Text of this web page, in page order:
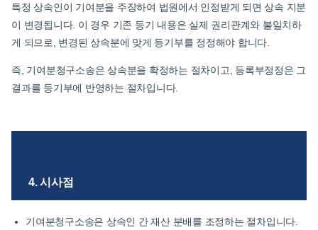
특정 상속인이 기여분을 주장하여 법원에서 인정받게 되면 상속 지분
이 변경됩니다. 이 경우 기존 등기 내용은 실제 권리관계와 불일치하
게 되므로, 변경된 상속분에 맞게 등기부를 정정해야 합니다.
즉, 기여분청구소송은 상속분을 확정하는 절차이고, 등록부정정은 그
결과를 등기부에 반영하는 절차입니다.
4. 시사점
기여분청구소송은 상속인 간 재산 분배를 조정하는 절차입니다.